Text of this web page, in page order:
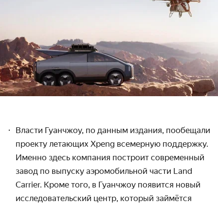
Власти Гуанчжоу, по данным издания, пообещали
проекту летающих Xpeng всемерную поддержку.
Именно здесь компания построит современный
завод по выпуску аэромобильной части Land
Carrier. Кроме того, в Гуанчжоу появится новый
исследовательский центр, который займётся